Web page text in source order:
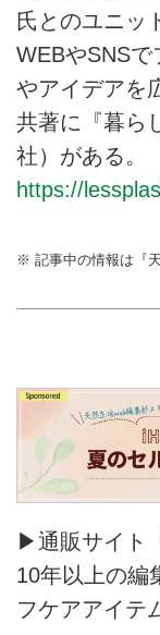
氏とのユニッ
WEBやSNS
やアイデアを
共著に『暮ら
社）がある。
https://
※ 記事中の情報は『
▶通販サイト
10年以上の編
フケアアイテ